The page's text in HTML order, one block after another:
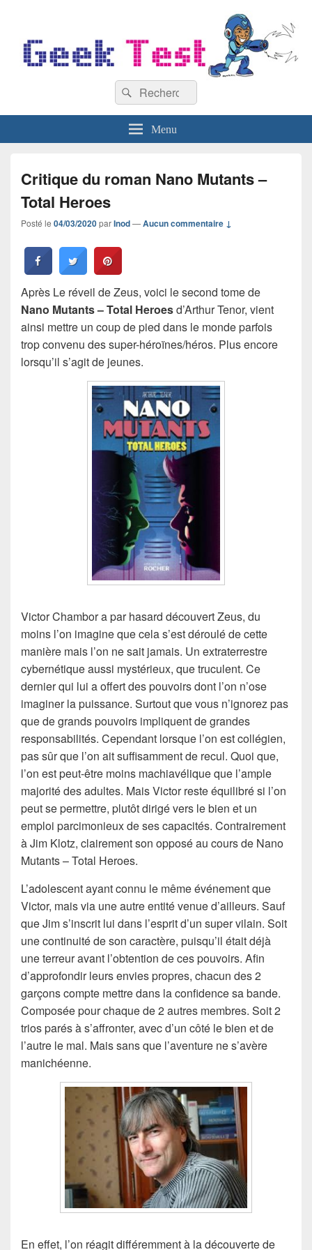
Recherche :
Rechercher
Menu
Critique du roman Nano Mutants –
Total Heroes
Posté le 04/03/2020parInod—Aucun commentaire ↓
Après Le réveil de Zeus, voici le second tome de
Nano Mutants –Total Heroesd’Arthur Tenor, vient
ainsi mettre un coup de pied dans le monde parfois
trop convenu des super-héroïnes/héros. Plus encore
lorsqu’il s’agit de jeunes.
Victor Chambor a par hasard découvert Zeus, du
moins l’on imagine que cela s’est déroulé de cette
manière mais l’on ne sait jamais. Un extraterrestre
cybernétique aussi mystérieux, que truculent. Ce
dernier qui lui a offert des pouvoirs dont l’on n’ose
imaginer la puissance. Surtout que vous n’ignorez pas
que de grands pouvoirs impliquent de grandes
responsabilités. Cependant lorsque l’on est collégien,
pas sûr que l’on ait suffisamment de recul. Quoi que,
l’on est peut-être moins machiavélique que l’ample
majorité des adultes. Mais Victor reste équilibré si l’on
peut se permettre, plutôt dirigé vers le bien et un
emploi parcimonieux de ses capacités. Contrairement
à Jim Klotz, clairement son opposé au cours de Nano
Mutants – Total Heroes.
L’adolescent ayant connu le même événement que
Victor, mais via une autre entité venue d’ailleurs. Sauf
que Jim s’inscrit lui dans l’esprit d’un super vilain. Soit
une continuité de son caractère, puisqu’il était déjà
une terreur avant l’obtention de ces pouvoirs. Afin
d’approfondir leurs envies propres, chacun des 2
garçons compte mettre dans la confidence sa bande.
Composée pour chaque de 2 autres membres. Soit 2
trios parés à s’affronter, avec d’un côté le bien et de
l’autre le mal. Mais sans que l’aventure ne s’avère
manichéenne.
En effet, l’on réagit différemment à la découverte de